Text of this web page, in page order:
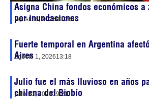
Asigna China fondos económicos a
por inundaciones
agosto 6, 202600:26
Fuerte temporal en Argentina
Aires
agosto 1, 202613:18
Julio fue el más lluvioso en años
chilena del Biobío
julio 31, 202619:21